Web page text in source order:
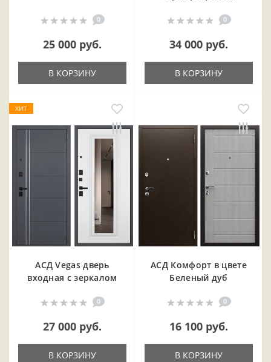
0
25 000 руб.
В КОРЗИНУ
0
34 000 руб.
В КОРЗИНУ
ХИТ
АСД Vegas дверь
входная с зеркалом
0
27 000 руб.
В КОРЗИНУ
АСД Комфорт в цвете
Беленый дуб
0
16 100 руб.
В КОРЗИНУ